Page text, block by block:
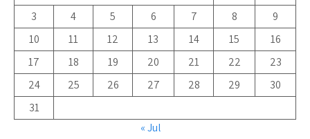
3
4 5 6 7 8
9
10
11 12 13 14 15
16
17
18 19 20 21 22
23
24
25 26 27 28 29
30
31
« Jul